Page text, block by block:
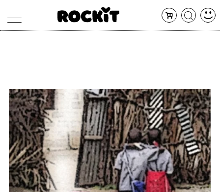
ARTISTI
CONCERTI
SHOP
RADIO